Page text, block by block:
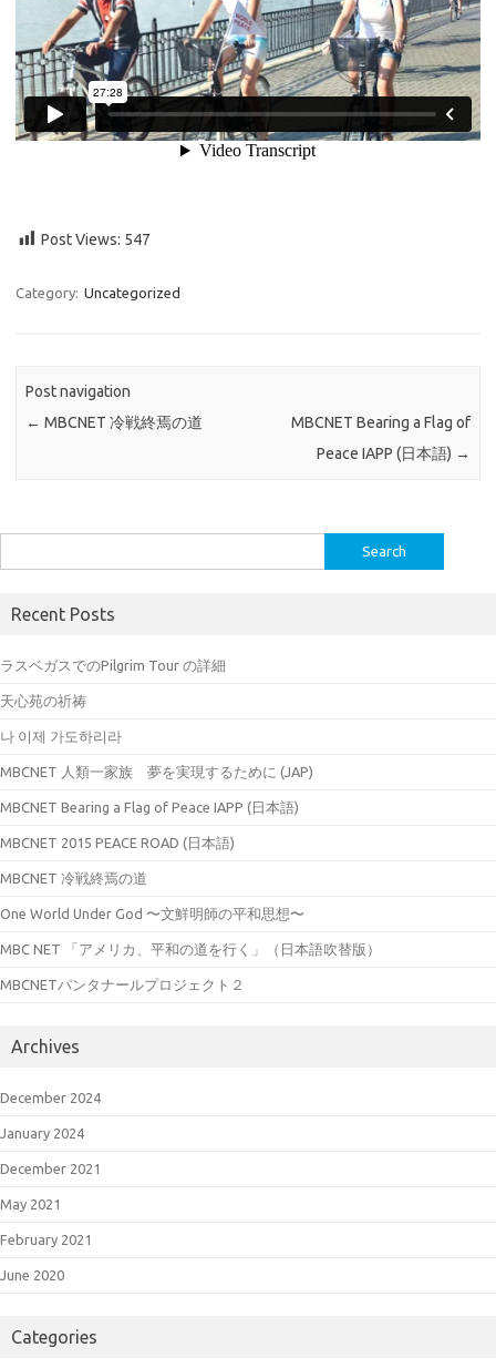
Post Views: 547
Category: Uncategorized
Post navigation
← MBCNET 冷戦終焉の道
MBCNET Bearing a Flag of
Peace IAPP (日本語) →
for:
Recent Posts
ラスベガスでのPilgrim Tour の詳細
天心苑の祈祷
나 이제 가도하리라
MBCNET 人類一家族 夢を実現するために (JAP)
MBCNET Bearing a Flag of Peace IAPP (日本語)
MBCNET 2015 PEACE ROAD (日本語)
MBCNET 冷戦終焉の道
One World Under God 〜文鮮明師の平和思想〜
MBC NET 「アメリカ、平和の道を行く」（日本語吹替版）
MBCNETパンタナールプロジェクト２
Archives
December 2024
January 2024
December 2021
May 2021
February 2021
June 2020
Categories